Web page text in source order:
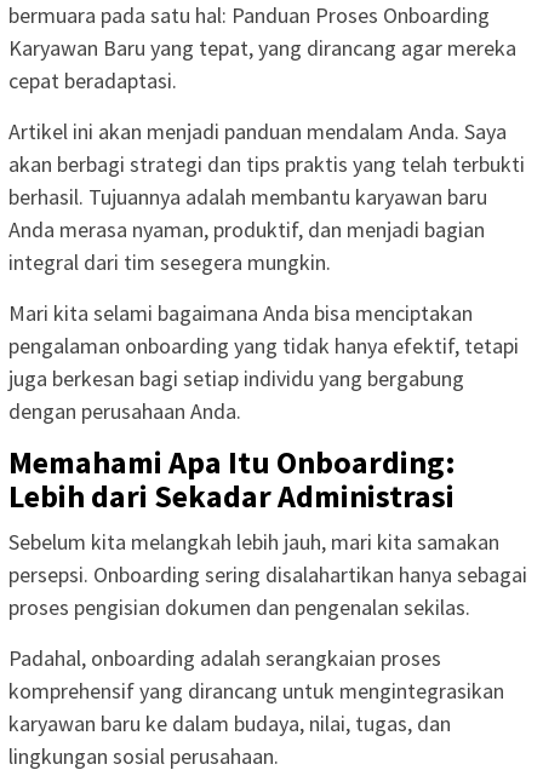
bermuara pada satu hal: Panduan Proses Onboarding
Karyawan Baru yang tepat, yang dirancang agar mereka
cepat beradaptasi.
Artikel ini akan menjadi panduan mendalam Anda. Saya
akan berbagi strategi dan tips praktis yang telah terbukti
berhasil. Tujuannya adalah membantu karyawan baru
Anda merasa nyaman, produktif, dan menjadi bagian
integral dari tim sesegera mungkin.
Mari kita selami bagaimana Anda bisa menciptakan
pengalaman onboarding yang tidak hanya efektif, tetapi
juga berkesan bagi setiap individu yang bergabung
dengan perusahaan Anda.
Memahami Apa Itu Onboarding:
Lebih dari Sekadar Administrasi
Sebelum kita melangkah lebih jauh, mari kita samakan
persepsi. Onboarding sering disalahartikan hanya sebagai
proses pengisian dokumen dan pengenalan sekilas.
Padahal, onboarding adalah serangkaian proses
komprehensif yang dirancang untuk mengintegrasikan
karyawan baru ke dalam budaya, nilai, tugas, dan
lingkungan sosial perusahaan.